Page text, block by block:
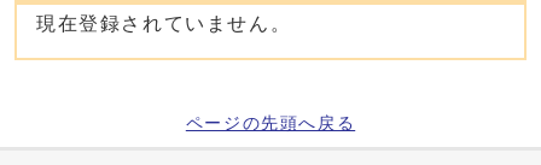
現在登録されていません。
ページの先頭へ戻る